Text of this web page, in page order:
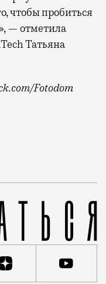
чтобы пробиться
— отметила
Татьяна
Fotodom
интернет-